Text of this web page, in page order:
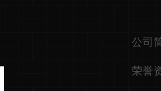
公司
荣誉